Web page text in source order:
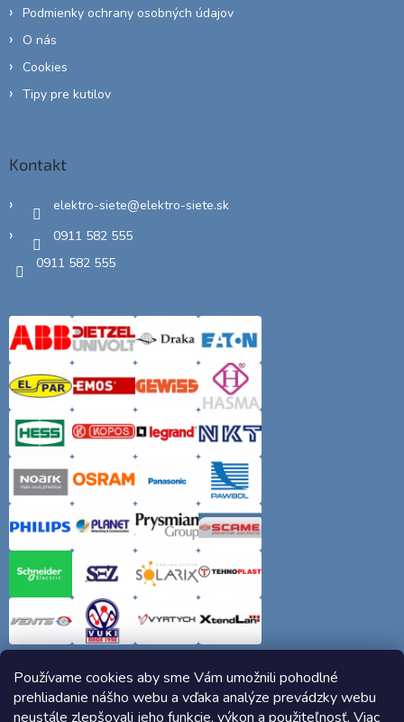
Používame cookies aby sme Vám umožnili pohodlné
prehliadanie nášho webu a vďaka analýze prevádzky webu
neustále zlepšovali jeho funkcie, výkon a použiteľnosť. Viac
Podmienky ochrany osobných údajov
O nás
Cookies
Tipy pre kutilov
Kontakt
elektro-siete@elektro-siete.sk
0911 582 555
0911 582 555